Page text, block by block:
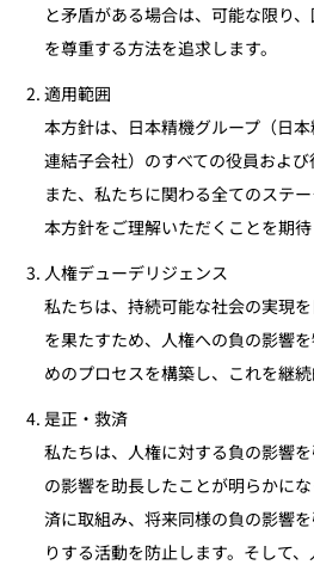
と矛盾がある場合は、可能な限り
を尊重する方法を追求します。
適用範囲
本方針は、日本精機グループ（日
連結子会社）のすべての役員および
また、私たちに関わる全てのステー
本方針をご理解いただくことを期待
人権デューデリジェンス
私たちは、持続可能な社会の実現
を果たすため、人権への負の影響
めのプロセスを構築し、これを継続
是正・救済
私たちは、人権に対する負の影響
の影響を助長したことが明らかに
済に取組み、将来同様の負の影響
りする活動を防止します。そして